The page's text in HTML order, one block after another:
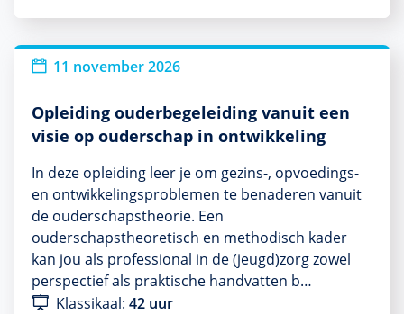
11 november 2026
Opleiding ouderbegeleiding vanuit een
visie op ouderschap in ontwikkeling
In deze opleiding leer je om gezins-, opvoedings-
en ontwikkelingsproblemen te benaderen vanuit
de ouderschapstheorie. Een
ouderschapstheoretisch en methodisch kader
kan jou als professional in de (jeugd)zorg zowel
perspectief als praktische handvatten b…
Klassikaal: 42 uur